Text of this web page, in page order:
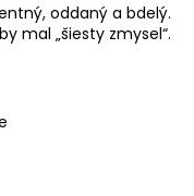
oddaný a bdelý.
mal „šiesty zmysel“.